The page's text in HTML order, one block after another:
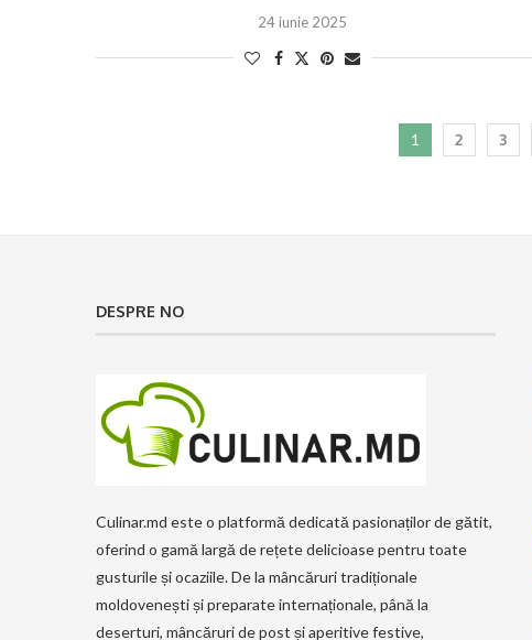
24 iunie 2025
1 2 3
DESPRE NO
Culinar.md este o platformă dedicată pasionaților de gătit,
oferind o gamă largă de rețete delicioase pentru toate
gusturile și ocaziile. De la mâncăruri tradiționale
moldovenești și preparate internaționale, până la
deserturi, mâncăruri de post și aperitive festive,